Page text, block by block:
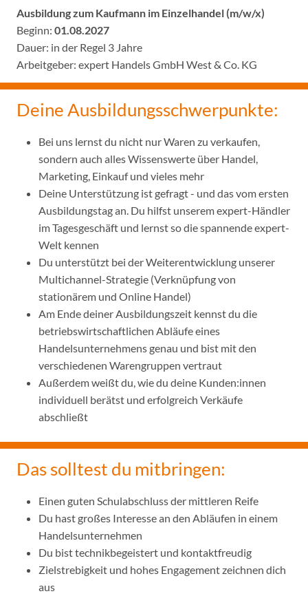
Ausbildung zum Kaufmann im Einzelhandel (m/w/x)
Beginn: 01.08.2027
Dauer: in der Regel 3 Jahre
Arbeitgeber: expert Handels GmbH West & Co. KG
Deine Ausbildungsschwerpunkte:
Bei uns lernst du nicht nur Waren zu verkaufen,
sondern auch alles Wissenswerte über Handel,
Marketing, Einkauf und vieles mehr
Deine Unterstützung ist gefragt - und das vom ersten
Ausbildungstag an. Du hilfst unserem expert-Händler
im Tagesgeschäft und lernst so die spannende expert-
Welt kennen
Du unterstützt bei der Weiterentwicklung unserer
Multichannel-Strategie (Verknüpfung von
stationärem und Online Handel)
Am Ende deiner Ausbildungszeit kennst du die
betriebswirtschaftlichen Abläufe eines
Handelsunternehmens genau und bist mit den
verschiedenen Warengruppen vertraut
Außerdem weißt du, wie du deine Kunden:innen
individuell berätst und erfolgreich Verkäufe
abschließt
Das solltest du mitbringen:
Einen guten Schulabschluss der mittleren Reife
Du hast großes Interesse an den Abläufen in einem
Handelsunternehmen
Du bist technikbegeistert und kontaktfreudig
Zielstrebigkeit und hohes Engagement zeichnen dich
aus